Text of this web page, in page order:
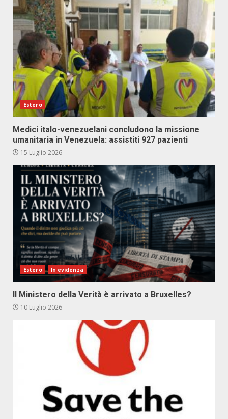
Estero
Medici italo-venezuelani concludono la missione
umanitaria in Venezuela: assistiti 927 pazienti
15 Luglio 2026
Estero In evidenza
Il Ministero della Verità è arrivato a Bruxelles?
10 Luglio 2026